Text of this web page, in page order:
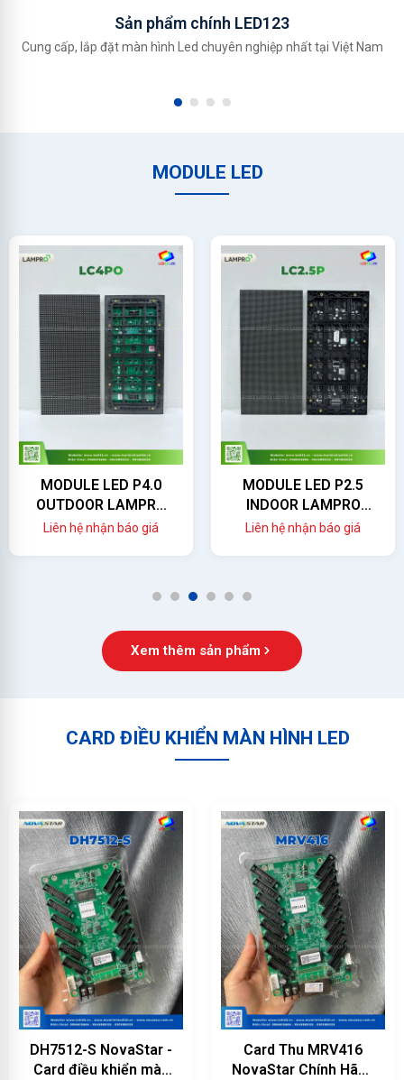
Sản phẩm chính LED123
Cung cấp, lắp đặt màn hình Led chuyên nghiệp nhất tại Việt Nam
MODULE LED
MODULE LED P4.0
OUTDOOR LAMPRO
(LC4.0PO)
Liên hệ nhận báo giá
MODULE LED P2.5
INDOOR LAMPRO
(LC2.5P)
Liên hệ nhận báo giá
1 2 3 4 5 6
Xem thêm sản phẩm
CARD ĐIỀU KHIỂN MÀN HÌNH LED
DH7512-S NovaStar -
Card điều khiển màn
Card Thu MRV416
NovaStar Chính Hãng